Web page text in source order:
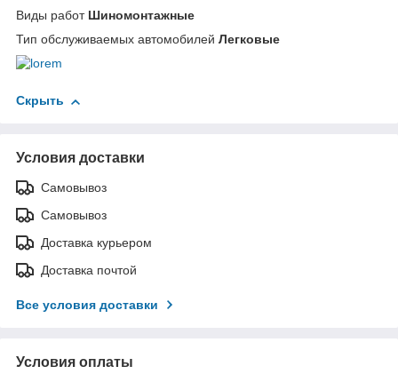
Виды работ Шиномонтажные
Тип обслуживаемых автомобилей Легковые
Скрыть
Условия доставки
Самовывоз
Самовывоз
Доставка курьером
Доставка почтой
Все условия доставки
Условия оплаты